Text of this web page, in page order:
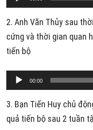
phát
âm
thanh
2. Anh Văn Thủy sau
cứng và thời gian quan
tiến bộ
Trình
phát
âm
thanh
00:00
3. Bạn Tiến Huy chủ
quả tiến bộ sau 2 tuần